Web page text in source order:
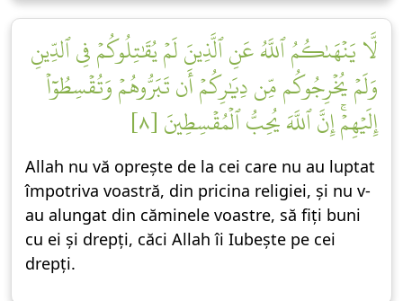
لَّا يَنۡهَىٰكُمُ ٱللَّهُ عَنِ ٱلَّذِينَ لَمۡ يُقَٰتِلُوكُمۡ فِي ٱلدِّينِ
وَلَمۡ يُخۡرِجُوكُم مِّن دِيَٰرِكُمۡ أَن تَبَرُّوهُمۡ وَتُقۡسِطُوٓاْ
إِلَيۡهِمۡۚ إِنَّ ٱللَّهَ يُحِبُّ ٱلۡمُقۡسِطِينَ [٨]
Allah nu vă oprește de la cei care nu au luptat
împotriva voastră, din pricina religiei, și nu v-
au alungat din căminele voastre, să fiți buni
cu ei și drepți, căci Allah îi Iubește pe cei
drepți.